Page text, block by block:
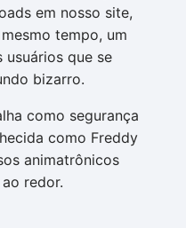
em nosso site,
tempo, um
que se
bizarro.
como segurança
como Freddy
animatrônicos
redor.